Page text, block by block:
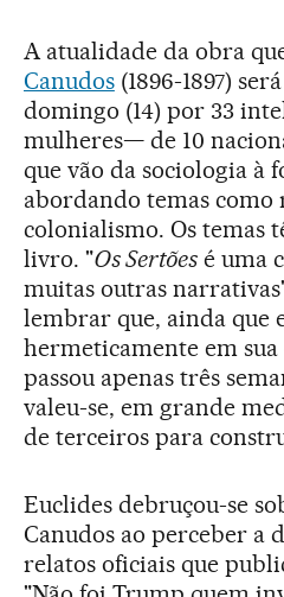
A atualidade da obra
Canudos(1896-1897)
domingo (14) por 33
mulheres— de 10
que vão da sociologia à
abordando temas como
colonialismo. Os temas
livro. "Os Sertõesé uma
muitas outras
lembrar que, ainda que
hermeticamente em
passou apenas três
valeu-se, em grande
de terceiros para
Euclides debruçou-se
Canudos ao perceber a
relatos oficiais que